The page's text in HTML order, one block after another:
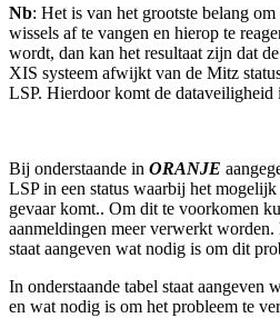
Nb: Het is van het grootste belang
wissels af te vangen en hierop te
wordt, dan kan het resultaat zijn dat
XIS systeem afwijkt van de Mitz
LSP. Hierdoor komt de dataveiligheid
Bij onderstaande in ORANJE
LSP in een status waarbij het
gevaar komt.. Om dit te voorkomen
aanmeldingen meer verwerkt
staat aangeven wat nodig is om dit
In onderstaande tabel staat aangeven
en wat nodig is om het probleem te